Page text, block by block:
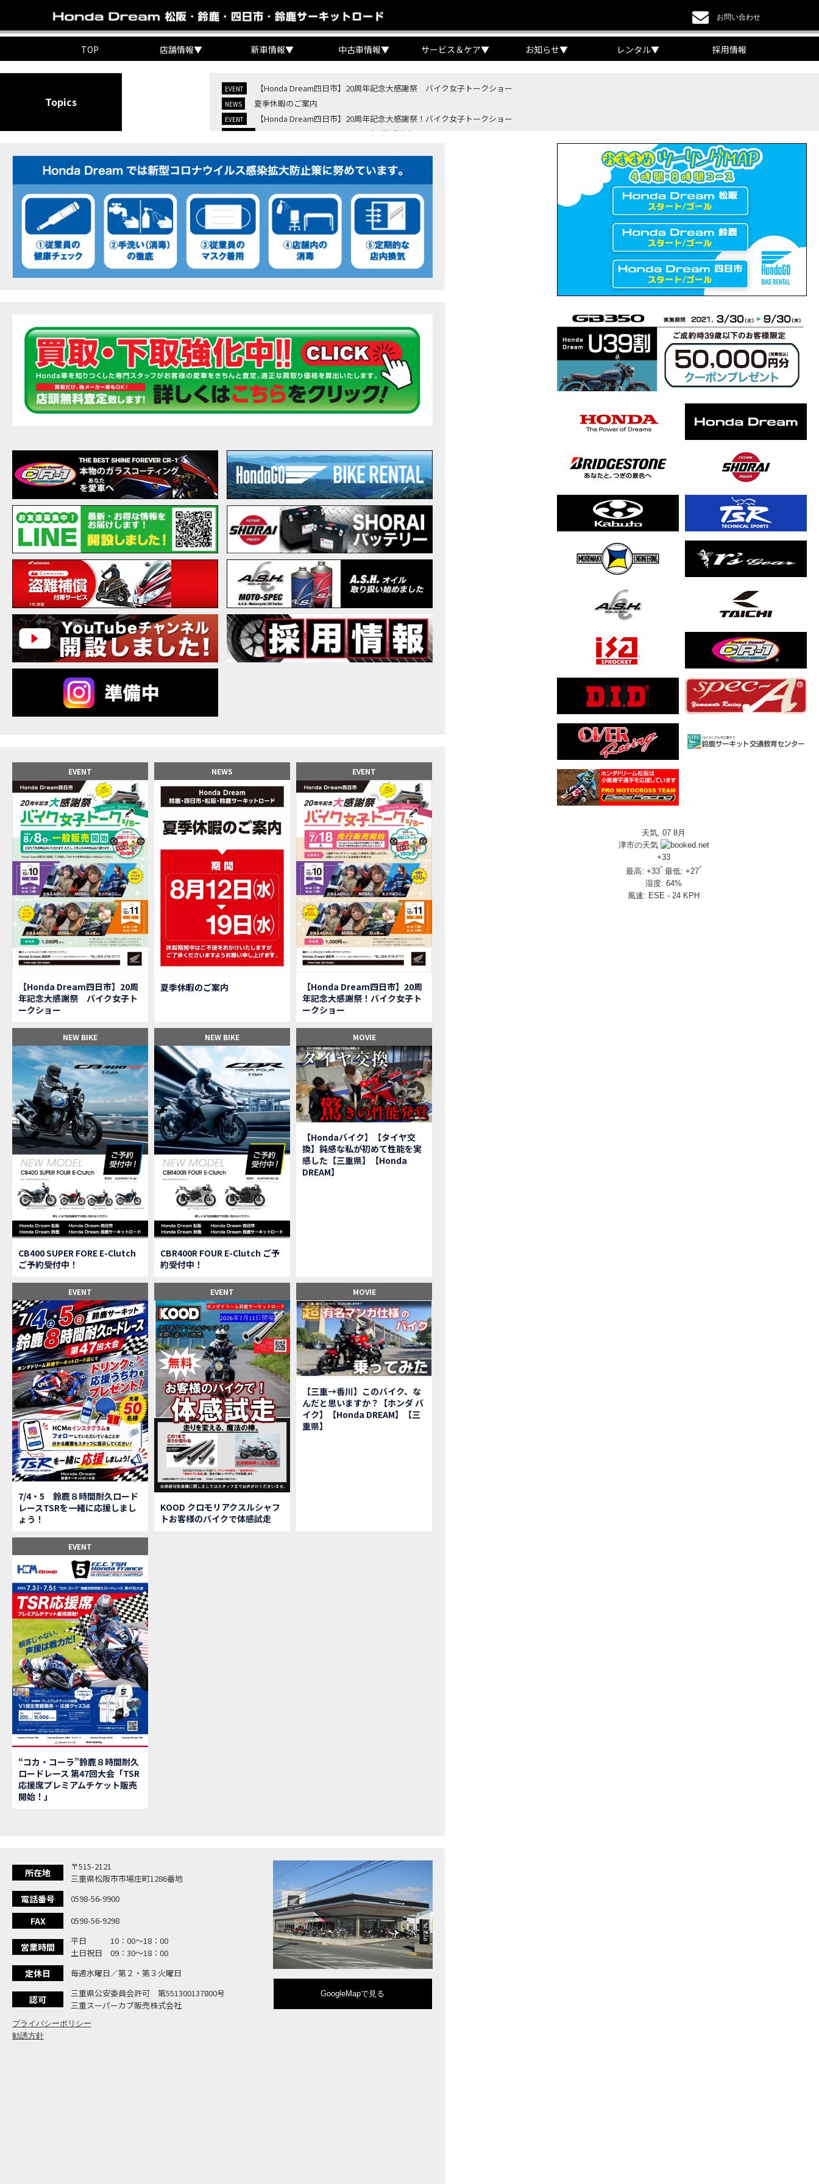
お問い合わせ
TOP 店舗情報▼ 新車情報▼ 中古車情報▼ サービス＆ケア▼ お知らせ▼ レンタル▼ 採用情報
Topics
EVENT 【Honda Dream四日市】20周年記念大感謝祭 バイク女子トークショー
NEWS 夏季休暇のご案内
EVENT 【Honda Dream四日市】20周年記念大感謝祭！バイク女子トークショー
CB400 SUPER FORE E-Clutchご予約受付中！
MOVIE 【Hondaバイク】【タイヤ交換】鈍感な私が初めて性能を実感した【三重県】【Honda DREAM】
7/4・5 鈴鹿８時間耐久ロードレースTSRを一緒に応援しましょう！
EVENT KOOD クロモリアクスルシャフトお客様のバイクで体感試走
MOVIE 【三重→香川】このバイク、なんだと思いますか？【ホンダ バイク】【Honda DREAM】【三重県】
EVENT “コカ・コーラ”鈴鹿８時間耐久ロードレース 第47回大会「TSR応援席プレミアムチケット販売開始！」
MOVIE 【ホンダ バイク】バイクを長持ちさせる洗車を教えてもらった【プロの裏ワザ】
MOVIE 【ホンダ バイク】CRF1100L Africa Twinは女性ライダーでも快適か？四国ツーリング【X-ADVオーナー目線】
MOVIE 【ホンダ バイク】DCTが搭載しているバイクに試乗したんだけどなめてました・・【Rebel 1100 S Edition Dual Clutch Transmission】
MOVIE 【ホンダ バイク】「ボカロ文化」を知ろう ナビゲーションをスキップ 検索 作成 6 アバターの画像 三重県を巡る女性ライダーの4日間！ポケふた全制覇ツーリング Honda CB1000F
EVENT ［三重県下最大級のバイクイベント］2026MIE BIKE FES開催 情報2
EVENT ［三重県下最大級のバイクイベント］2026MIE BIKE FES開催 情報１
CAMPAIGN 免許取得サポートキャンペーン実施中！
EVENT ［三重県下最大級のバイクイベント］2026MIE BIKE FES開催
MOVIE 【ホンダ バイク】【バイク女子】怖くて乗れなかったあの憧れバイク、ついに乗ります！
MOVIE 【ホンダ バイク】CB1000F 4台で三重県ツーリング！梅本まどかさん、MIISAさんと一日笑った【ポケふた】Honda
MOVIE 【ホンダ バイク】【GB350C S】梅本まどかさんと三重県ツーリング満喫しました！ポケふた探し第1弾【モトブログ】
MOVIE 【ホンダドリーム新春初売り特別企画】のご紹介！！
MOVIE こんなことある？！CB1000Fでツーリングイベントに参戦したのだが・・
【新車】CB1000Fで11時間ツーリングした素直なレビュー【モトブログ】Honda CB
MOVIE 【事故寸前】200kmレッカー、そしてさらなる原因が判明し、修理代が膨れ上がった結果
NEW BIKENEWS Dio Lite 新基準原付 販売中！
MOVIE 【バイク女子】高速道路走行中にバイクから異音が。レッカーされる事態になりました…
MOVIE 2025X-ADV 最高の旅バイクで街乗りも最適！ADVが20台でツーリングしました｜Honda ADV160
NEW BIKENEWS CB1000F販売中！！
MOVIE 【バイク女子】ごめんなさい。大切なツーリングでやらかしてしまった…
MOVIE 【バイク女子】下道444kmぶっ通しで走った結果がヤバかった
MOVIE 【バイク女子】最安！三重→東京〇〇〇円で行けちゃった
MOVIE 新型スーパーカブ110レビュー！C125 CT125で女子ツーリング 最高！Honda Super Cub(JA59)
正統派NC750X！大型二輪教習から10年目の素直な感想|Honda NC750X DCT【バイク女子ツーリング】
MOVIE 女が乗るバイクじゃない？低身長女が検証します
MOVIE 【福井1泊ツーリング】バイク女子、仲悪いって本当？
MOVIE 大型ツアラー！Gold Wing Tour 50th ANNIVWRSARYは女性ライダーでもツーリングを楽しめるのか検証してみた｜Honda ゴールドウイング
MOVIE 【Monkey125】初めてモンキー！意外な◯◯へ行って来た【三重ホンダヒート】
NEW BIKE 大型ツアラー「Gold Wing Tour」と特別仕様の 「Gold Wing Tour 50th ANNIVERSARY」を 受注期間限定で発売
MOVIE 【三重県】女性ライダーツーリングを満喫しました｜CB1000HORNET CB750HORNET CB650R E-Clutch
MOVIE 【女子ツーの実態】恥ずかしいけど、暴露しました。
MOVIE オイル交換に行ったつもりが…まさかの大出費！？
NEW BIKE 「CRF250 RALLY」「CRF250 RALLY＜s＞」の カラーリング設定と仕様を一部変更し発売
「CRF250L」「CRF250L＜s＞」のカラーリング設定と 仕様を一部変更し発売
NEW BIKE 軽二輪スーパースポーツモデル「CBR250RR」の カラーバリエーションを変更し発売
MOVIE 【Honda Dream鈴鹿】20周年記念・大感謝祭イベント 大人気バイク女子が大集合・・Honda Dreamさんの人気を探ってきましたスペシャル！！メチャクチャ楽しかったです❤
NEW BIKE PROJECT BIG1 Final Edition CB 1300在庫車あります！
【バイク女子】急遽、愛車とお別れ…ついにあのバイクに乗れた
MOVIE 【バイク女子】オイル交換だけのつもりが、まさかのアレを交換することに！？
【Honda Dream 鈴鹿２０周年記念大感謝祭】 多くの方のご来店ありがとうございました！
【CB650R E-Clutch】X-ADVでDCTに5年乗った私が素直にレビュー｜Honda X-ADV
MOVIE 【カブでアクセル全開】女性ライダーで耐久レース参戦！レースだけじゃないサーキットの楽しみ方|Honda supercub
MOVIE 【新型X-ADV】最初のカスタムはこれ！ガラスコーティングもしちゃいました|Honda X-ADV
MOVIE 【納車】新型X-ADV初走行！3台乗り継いだ私の素直な感想｜DCT クルーズコントロール
三重県下 Honda Dream4店舗にて新春キャンペーンを開催
MOVIE 【速報】2025年モデルHonda X-ADV契約しました！新型のどこが凄いかチェックしてきた！
MOVIE 【女子ツーリング】秋の女子ツーリングin鳥羽・伊勢 【Honda Dream 松阪】
NEW BIKE スーパーカブFinal Edition/HELLP KITTY在庫車あります！
MOVIE 【CBR1000RR-R】スーパースポーツバイクで三重県の新スポットを巡る女子ツーリング|Honda CBR1000RRR Rebel1100 500 250
CAMPAIGN 三重県下 Honda Dreamにてレンタルバイクキャンペーン実施中💫
MOVIE 【アフリカツイン】憧れの大型バイクで1泊2日マスツーリング｜三重県〜静岡県｜Honda CL500 AfricaTwin
MOVIE 【女子ツーリング】穴場スポット満載！三重の美味しいもの・パワースポット！【Honda Dream 松阪】
MOVIE 【CBR600RR】憧れのSSバイクで女子ツーリング|三重県 松阪スタート！Honda Rebel250•500
MOVIE
MOVIE 【鈴鹿サーキット】ホンダモーターサイクリストスクールを体験してきました【バイク女子】
【祝】Honda CL500納車「かなえさんバイク売れました！」連絡があり行ってきました
MOVIE 【ホンダドリーム鈴鹿サーキットロード】オープン当日イベントレポ！
MOVIE 【鈴鹿サーキットに近い！】ホンダドリーム鈴鹿サーキットロードOPEN！ #茉ひる
MOVIE CL500売却！X-ADVオーナーの素直な理由。〇〇で納得の買取してもらいました|Honda X-ADV
MOVIE 【梅本まどかさんコラボ】CIVIC TYPE R♪スタッフオススメの鈴鹿ドライブへ！【後編】
MOVIE 憧れの大型バイク試乗！4輪走行は驚きの…【Honda GoldWing AfricaTwin】試乗会in鈴鹿ツインサーキット
MOVIE 【鈴鹿ツインサーキット】バイク＆クルマ夢のコラボイベント！「HCM２＆４サーキットフェス」レポ
MOVIE 全員初対面！バイク女子6人がツーリング行ったらwww
MOVIE バイク女子6人でツーリング行った結果ww！後編
MOVIE 温泉1泊。いつもソロの女性ライダー、大人のマスツーリングへついていった【三重〜長野•茶臼山高原経由】Honda CL500
MOVIE 【梅本まどかさんコラボ】CIVIC TYPE R♪ スタッフオススメの鈴鹿ドライブへ！【前編】
MOVIE ＨＣＭ２＆４サーキットフェス2023 紹介動画②
MOVIE ＨＣＭ２＆４サーキットフェス2023 紹介動画①
MOVIE モトベはつこさんコラボ動画
MOVIE Honda Dream 四日市のご紹介
MOVIE Honda Dream 鈴鹿のご紹介
MOVIE
Honda Dream 松阪のご紹介
「CB1000R」のヘッドライト等の外観デザインやカラーリングの変更など熟成を図り発売！
「NC750X」大型スポーツモデル NC750X をフルモデルチェンジし発売！
「CB1300 SUPER FOUR」「CB1300 SUPER BOL D’OR」ならびに「CB1300 SUPER FOUR SP」「CB1300 SUPER BOL D’OR SP」に先進の電子制御デバイスを採用し発売！
大型クルーザーモデル「Rebel 1100」を新発売!!
よりスポーティーなイメージを強化『CBR650R』を発表!
Neo Sports Caféシリーズのミドルクラスモデル『CB650R』を発表！
フルモデルチェンジした 新型「PCX」「PCX160」「PCX e:HEV」を発表!
国内販売を予定するグローバルモデルがHondaバイクWebサイトで公開されました！
「CRF250L」「CRF250 RALLY」をフルモデルチェンジし発表！
EVENT
【Honda Dream四日市】20周
年記念大感謝祭 バイク女子ト
ークショー
NEWS
夏季休暇のご案内
EVENT
【Honda Dream四日市】20周
年記念大感謝祭！バイク女子ト
ークショー
NEW BIKE
CB400 SUPER FORE E-Clutch
ご予約受付中！
NEW BIKE
CBR400R FOUR E-Clutch ご予
約受付中！
MOVIE
【Hondaバイク】【タイヤ交
換】鈍感な私が初めて性能を実
感した【三重県】【Honda
DREAM】
EVENT
7/4・5 鈴鹿８時間耐久ロード
レースTSRを一緒に応援しまし
ょう！
EVENT
KOOD クロモリアクスルシャフ
トお客様のバイクで体感試走
MOVIE
【三重→香川】このバイク、な
んだと思いますか？【ホンダ バ
イク】【Honda DREAM】【三
重県】
EVENT
“コカ・コーラ”鈴鹿８時間耐久
ロードレース 第47回大会「TSR
応援席プレミアムチケット販売
開始！」
所在地
〒515-2121
三重県松阪市市場庄町1286番地
電話番号 0598-56-9900
FAX 0598-56-9298
営業時間
平日 10：00〜18：00
土日祝日 09：30〜18：00
定休日 毎週水曜日／第２・第３火曜日
認可
三重県公安委員会許可 第551300137800号
三重スーパーカブ販売株式会社
プライバシーポリシー
勧誘方針
GoogleMapで見る
天気, 07 8月
津市の天気
+33
最高: +33° 最低: +27°
湿度: 64%
風速: ESE - 24 KPH